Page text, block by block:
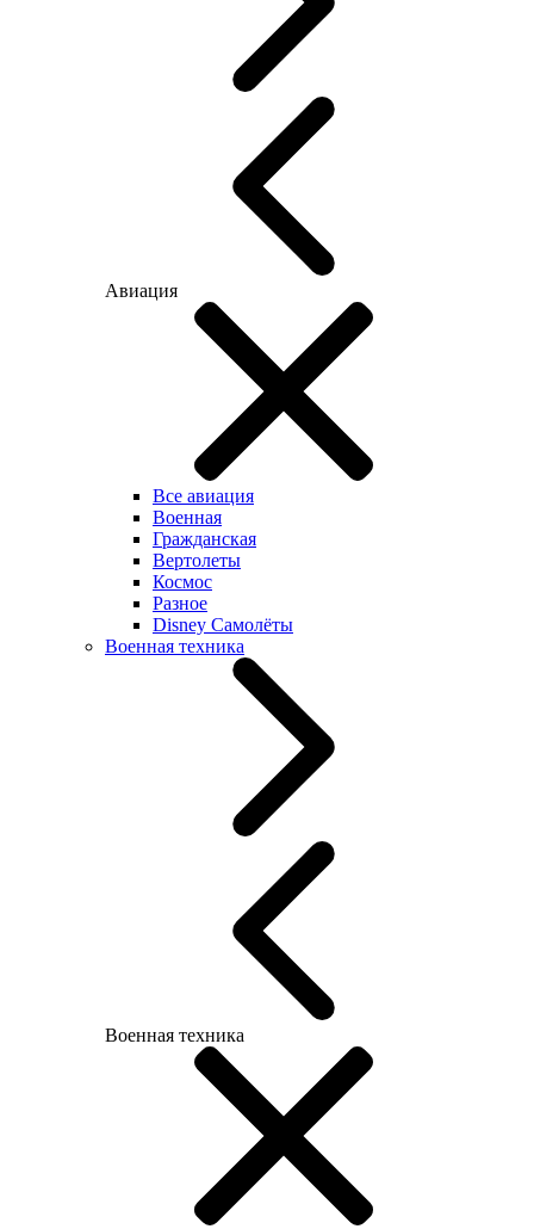
Авиация
Все авиация
Военная
Гражданская
Вертолеты
Космос
Разное
Disney Самолёты
Военная техника
Военная техника